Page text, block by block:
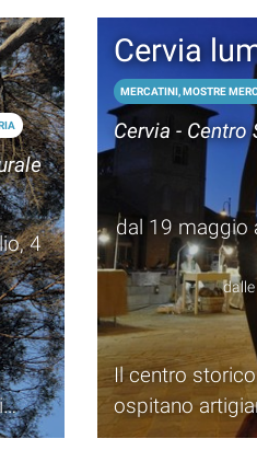
4
Cervia
MERCATINI, MOSTRE
Cervia -
dal 19 maggio
Il centro
ospitano